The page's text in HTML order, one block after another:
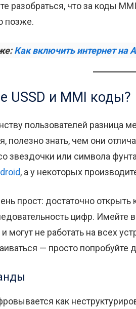
разобраться, что за коды
позже.
Как включить интернет на
USSD и MMI коды?
пользователей разница
полезно знать, чем они
звездочки или символа
, а у некоторых
прост: достаточно открыть
цифр. Имейте
могут не работать на всех
— просто попробуйте
как